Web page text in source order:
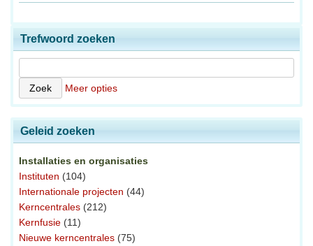
Trefwoord zoeken
Meer opties
Geleid zoeken
Installaties en organisaties
Instituten (104)
Internationale projecten (44)
Kerncentrales (212)
Kernfusie (11)
Nieuwe kerncentrales (75)